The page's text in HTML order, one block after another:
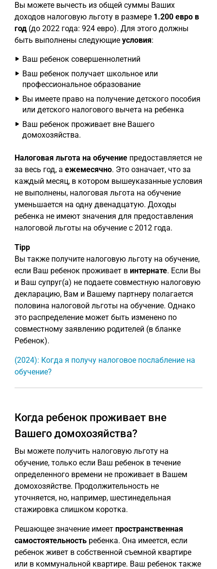
Вы можете вычесть из общей суммы Ваших
доходов налоговую льготу в размере 1.200 евро в
год (до 2022 года: 924 евро). Для этого должны
быть выполнены следующие условия:
Ваш ребенок совершеннолетний
Ваш ребенок получает школьное или
профессиональное образование
Вы имеете право на получение детского пособия
или детского налогового вычета на ребенка
Ваш ребенок проживает вне Вашего
домохозяйства.
Налоговая льгота на обучение предоставляется не
за весь год, а ежемесячно. Это означает, что за
каждый месяц, в котором вышеуказанные условия
не выполнены, налоговая льгота на обучение
уменьшается на одну двенадцатую. Доходы
ребенка не имеют значения для предоставления
налоговой льготы на обучение с 2012 года.
Tipp
Вы также получите налоговую льготу на обучение,
если Ваш ребенок проживает в интернате. Если Вы
и Ваш супруг(а) не подаете совместную налоговую
декларацию, Вам и Вашему партнеру полагается
половина налоговой льготы на обучение. Однако
это распределение может быть изменено по
совместному заявлению родителей (в бланке
Ребенок).
(2024): Когда я получу налоговое послабление на
обучение?
Когда ребенок проживает вне
Вашего домохозяйства?
Вы можете получить налоговую льготу на
обучение, только если Ваш ребенок в течение
определенного времени не проживает в Вашем
домохозяйстве. Продолжительность не
уточняется, но, например, шестинедельная
стажировка слишком коротка.
Решающее значение имеет пространственная
самостоятельность ребенка. Она имеется, если
ребенок живет в собственной съемной квартире
или в коммунальной квартире. Ваш ребенок также